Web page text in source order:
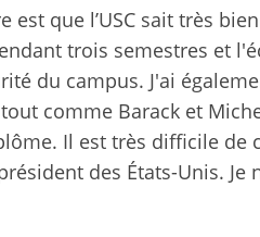
que l’USC sait très
trois semestres et
du campus. J'ai
comme Barack et
Il est très difficile de
des États-Unis. Je